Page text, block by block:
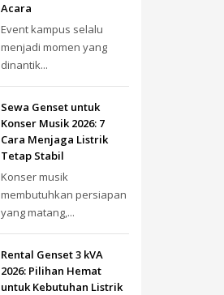
Acara
Event kampus selalu
menjadi momen yang
dinantik...
Sewa Genset untuk
Konser Musik 2026: 7
Cara Menjaga Listrik
Tetap Stabil
Konser musik
membutuhkan persiapan
yang matang,...
Rental Genset 3 kVA
2026: Pilihan Hemat
untuk Kebutuhan Listrik